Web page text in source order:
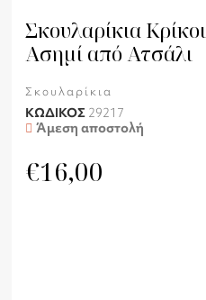
Σκουλαρίκια Κρίκοι
Ασημί από Ατσάλι
Σκουλαρίκια
ΚΩΔΙΚΟΣ 29217
Άμεση αποστολή
€16,00